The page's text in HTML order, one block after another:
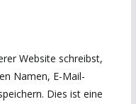
Website schreibst,
Namen, E-Mail-
Dies ist eine